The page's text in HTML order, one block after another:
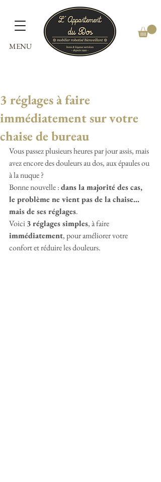
MENU
3 réglages à faire
immédiatement sur votre
chaise de bureau
Vous passez plusieurs heures par jour assis, mais
avez encore des douleurs au dos, aux épaules ou
à la nuque ?
Bonne nouvelle : dans la majorité des cas,
le problème ne vient pas de la chaise…
mais de ses réglages.
Voici 3 réglages simples, à faire
immédiatement, pour améliorer votre
confort et réduire les douleurs.